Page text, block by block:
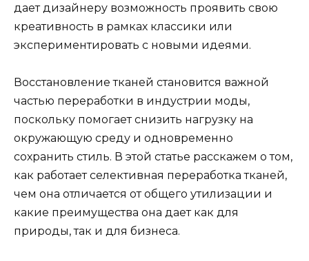
дает дизайнеру возможность проявить свою
креативность в рамках классики или
экспериментировать с новыми идеями.
Восстановление тканей становится важной
частью переработки в индустрии моды,
поскольку помогает снизить нагрузку на
окружающую среду и одновременно
сохранить стиль. В этой статье расскажем о том,
как работает селективная переработка тканей,
чем она отличается от общего утилизации и
какие преимущества она дает как для
природы, так и для бизнеса.